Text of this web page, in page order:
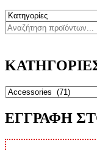
ΕΓΓΡΑΦΗ